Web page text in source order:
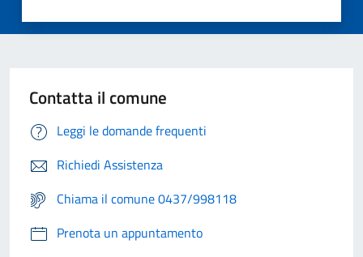
Contatta il comune
Leggi le domande frequenti
Richiedi Assistenza
Chiama il comune 0437/998118
Prenota un appuntamento